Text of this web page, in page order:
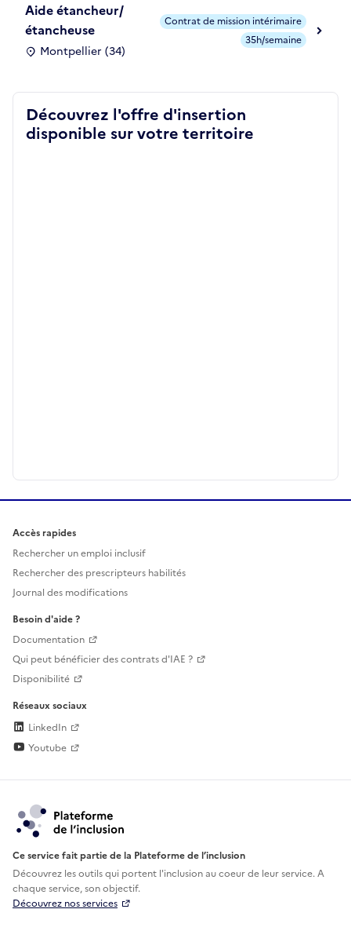
Aide étancheur/
étancheuse
Montpellier (34)
Contrat de mission intérimaire
35h/semaine
Découvrez l'offre d'insertion
disponible sur votre territoire
Accès rapides
Rechercher un emploi inclusif
Rechercher des prescripteurs habilités
Journal des modifications
Besoin d'aide ?
Documentation
Qui peut bénéficier des contrats d'IAE ?
Disponibilité
Réseaux sociaux
LinkedIn
Youtube
Ce service fait partie de la Plateforme de l’inclusion
Découvrez les outils qui portent l'inclusion aucoeur de leur service. A
chaque service, son objectif.
Découvrez nos services